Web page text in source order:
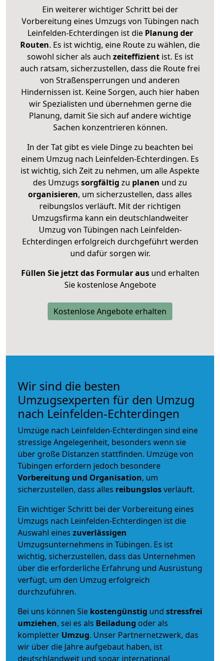
Ein weiterer wichtiger Schritt bei der
Vorbereitung eines Umzugs von Tübingen nach
Leinfelden-Echterdingen ist diePlanung der
Routen. Es ist wichtig, eine Route zu wählen, die
sowohl sicher als auch zeiteffizientist. Es ist
auch ratsam, sicherzustellen, dass die Route frei
von Straßensperrungen und anderen
Hindernissen ist. Keine Sorgen, auch hier haben
wir Spezialisten und übernehmen gerne die
Planung, damit Sie sich auf andere wichtige
Sachen konzentrieren können.
In der Tat gibt es viele Dinge zu beachten bei
einem Umzug nach Leinfelden-Echterdingen. Es
ist wichtig, sich Zeit zu nehmen, um alle Aspekte
des Umzugs sorgfältig zu planen und zu
organisieren, um sicherzustellen, dass alles
reibungslos verläuft. Mit der richtigen
Umzugsfirma kann ein deutschlandweiter
Umzug von Tübingen nach Leinfelden-
Echterdingen erfolgreich durchgeführt werden
und dafür sorgen wir.
Füllen Sie jetzt das Formular ausund erhalten
Sie kostenlose Angebote
Kostenlose Angebote erhalten
Wir sind die besten
Umzugsexperten für den Umzug
nach Leinfelden-Echterdingen
Umzüge nach Leinfelden-Echterdingen sind eine
stressige Angelegenheit, besonders wenn sie
über große Distanzen stattfinden. Umzüge von
Tübingen erfordern jedoch besondere
Vorbereitung und Organisation, um
sicherzustellen, dass alles reibungslosverläuft.
Ein wichtiger Schritt bei der Vorbereitung eines
Umzugs nach Leinfelden-Echterdingen ist die
Auswahl eines zuverlässigen
Umzugsunternehmens in Tübingen. Es ist
wichtig, sicherzustellen, dass das Unternehmen
über die erforderliche Erfahrung und Ausrüstung
verfügt, um den Umzug erfolgreich
durchzuführen.
Bei uns können Sie kostengünstig und stressfrei
umziehen, sei es als Beiladung oder als
kompletter Umzug. Unser Partnernetzwerk, das
wir über die Jahre aufgebaut haben, ist
deutschlandweit und sogar international